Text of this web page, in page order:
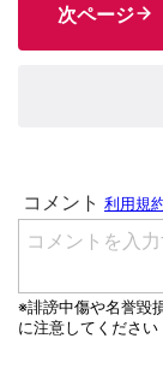
次ページ